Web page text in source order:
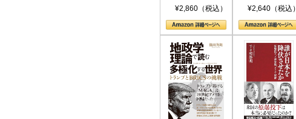
¥2,860（税込） ¥2,640（税込）